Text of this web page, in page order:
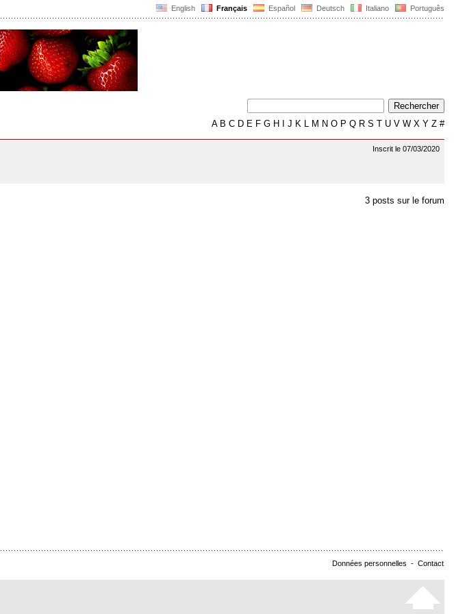
English Français Español Deutsch Italiano Português
AB C D E F G H J K L M N O P Q R S T U V W X Y Z #
Inscrit le 07/03/2020
3 posts sur le forum
Données personnelles - Contact